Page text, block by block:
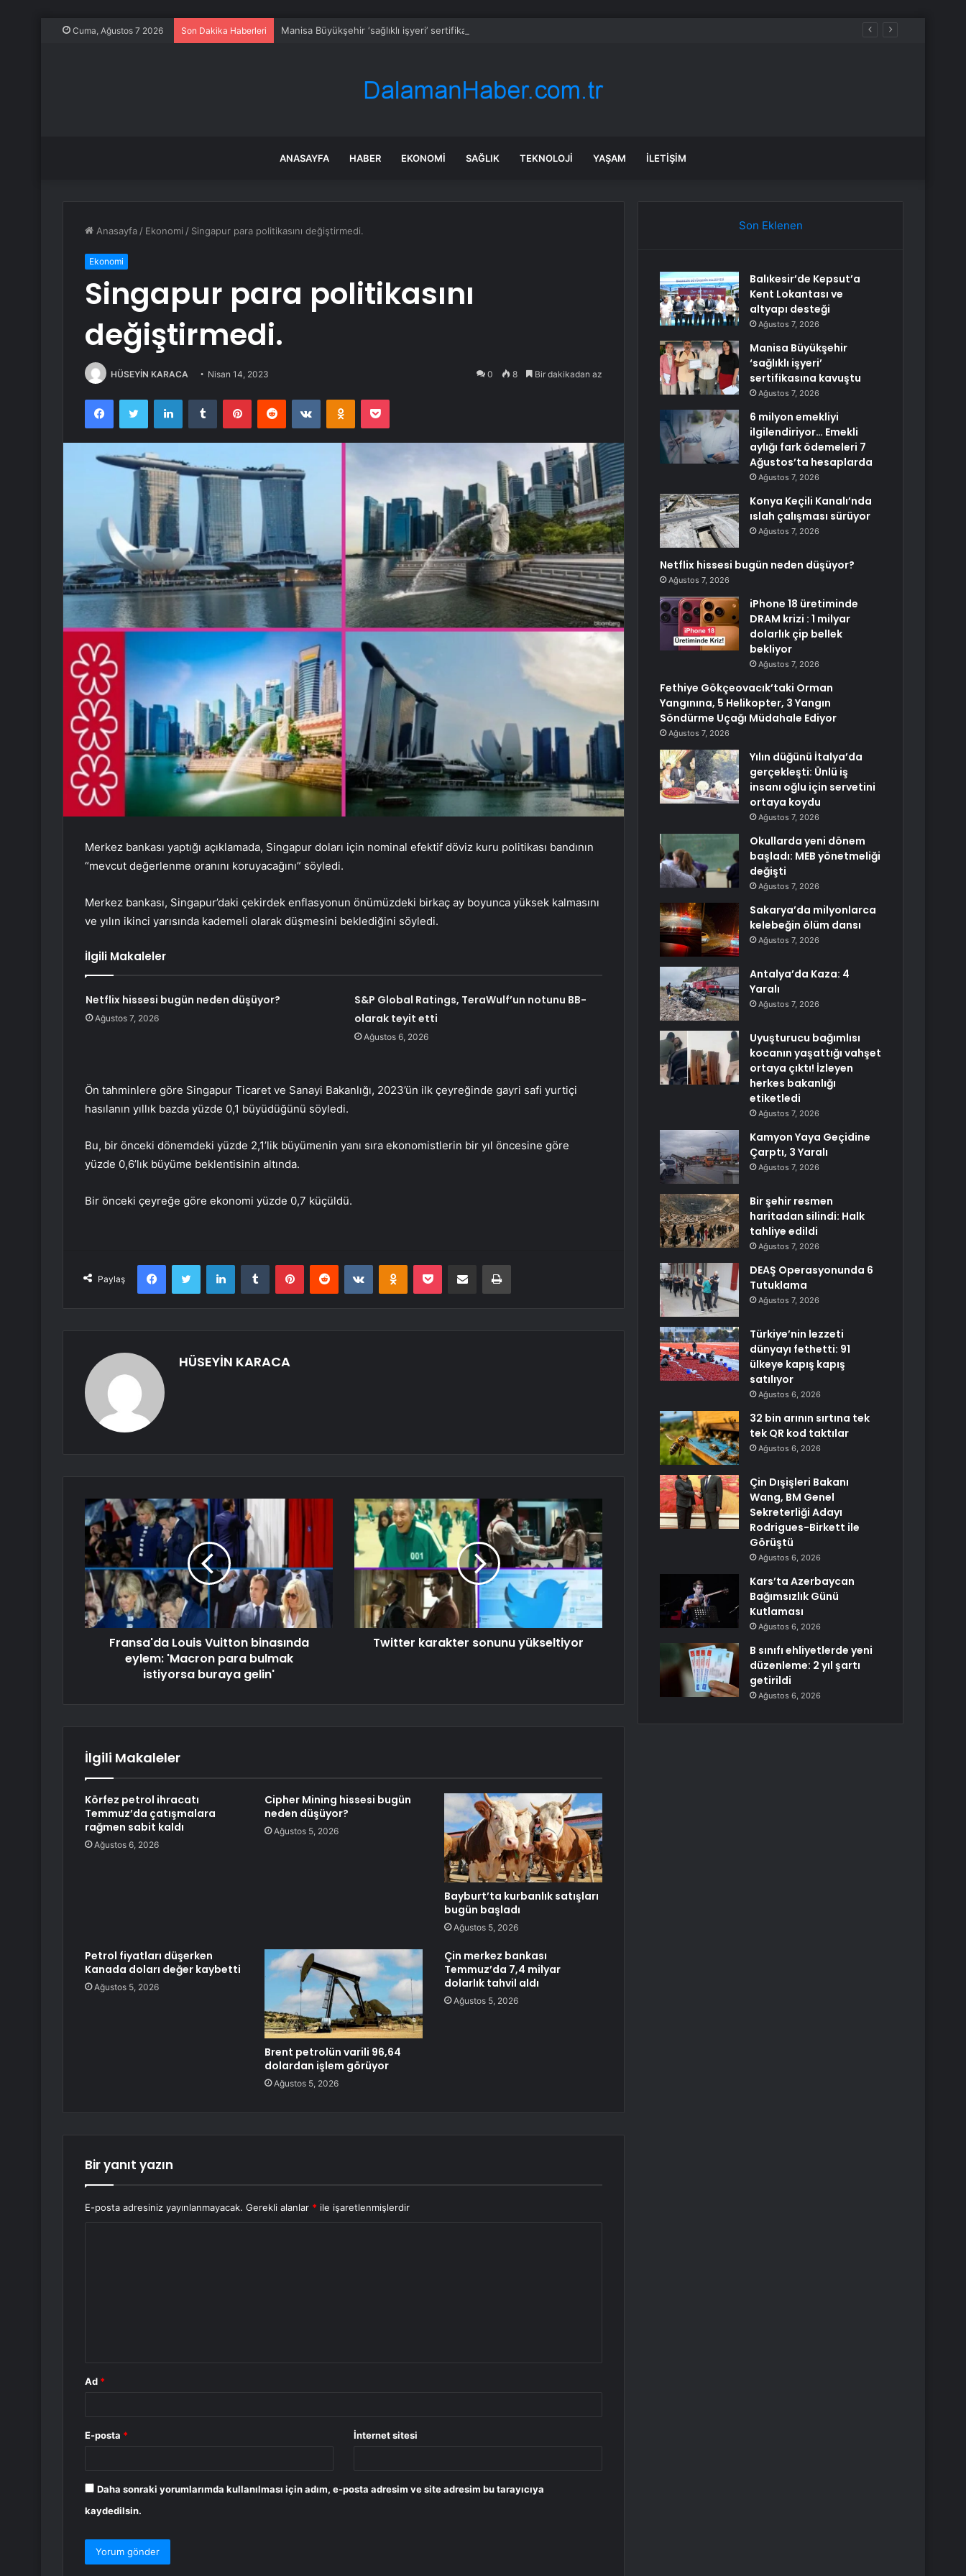
Cuma, Ağustos 7 2026 Son Dakika Haberleri Manisa Büyükşehir ‘sağlıklı işyeri’ sertifikasına kavuştu
ANASAYFA HABER EKONOMI SAĞLIK TEKNOLOJI YAŞAM İLETIŞIM
Anasayfa / Ekonomi / Singapur para politikasını değiştirmedi.
Ekonomi
Singapur para politikasını
değiştirmedi.
HÜSEYİN KARACA Nisan 14, 2023 0 8 Bir dakikadan az
FacebookTwitter LinkedInTumblr PinterestReddit VKontakteOdnoklassniki
Pocket
Merkez bankası yaptığı açıklamada, Singapur doları için nominal efektif döviz kuru politikası bandının
“mevcut değerlenme oranını koruyacağını” söyledi.
Merkez bankası, Singapur’daki çekirdek enflasyonun önümüzdeki birkaç ay boyunca yüksek kalmasını
ve yılın ikinci yarısında kademeli olarak düşmesini beklediğini söyledi.
İlgili Makaleler
Netflix hissesi bugün neden düşüyor?
Ağustos 7, 2026
S&P Global Ratings, TeraWulf’un notunu BB-
olarak teyit etti
Ağustos 6, 2026
Ön tahminlere göre Singapur Ticaret ve Sanayi Bakanlığı, 2023’ün ilk çeyreğinde gayri safi yurtiçi
hasılanın yıllık bazda yüzde 0,1 büyüdüğünü söyledi.
Bu, bir önceki dönemdeki yüzde 2,1’lik büyümenin yanı sıra ekonomistlerin bir yıl öncesine göre
yüzde 0,6’lık büyüme beklentisinin altında.
Bir önceki çeyreğe göre ekonomi yüzde 0,7 küçüldü.
Paylaş
FacebookTwitter LinkedInTumblr PinterestReddit VKontakteOdnoklassniki
Pocket E-Posta ile paylaş Yazdır
HÜSEYİN KARACA
Fransa'da Louis Vuitton binasında
eylem: 'Macron para bulmak
istiyorsa buraya gelin'
Twitter karakter sonunu yükseltiyor
İlgili Makaleler
Körfez petrol ihracatı
Temmuz’da çatışmalara
rağmen sabit kaldı
Ağustos 6, 2026
Cipher Mining hissesi bugün
neden düşüyor?
Ağustos 5, 2026
Bayburt’ta kurbanlık satışları
bugün başladı
Ağustos 5, 2026
Petrol fiyatları düşerken
Kanada doları değer kaybetti
Ağustos 5, 2026
Brent petrolün varili 96,64
dolardan işlem görüyor
Ağustos 5, 2026
Çin merkez bankası
Temmuz’da 7,4 milyar
dolarlık tahvil aldı
Ağustos 5, 2026
Bir yanıt yazın
E-posta adresiniz yayınlanmayacak. Gerekli alanlar * ile işaretlenmişlerdir
Ad *
E-posta * İnternet sitesi
Daha sonraki yorumlarımda kullanılması için adım, e-posta adresim ve site adresim bu tarayıcıya
kaydedilsin.
Son Eklenen
Balıkesir’de Kepsut’a
Kent Lokantası ve
altyapı desteği
Ağustos 7, 2026
Manisa Büyükşehir
‘sağlıklı işyeri’
sertifikasına kavuştu
Ağustos 7, 2026
6 milyon emekliyi
ilgilendiriyor… Emekli
aylığı fark ödemeleri 7
Ağustos’ta hesaplarda
Ağustos 7, 2026
Konya Keçili Kanalı’nda
ıslah çalışması sürüyor
Ağustos 7, 2026
Netflix hissesi bugün neden düşüyor?
Ağustos 7, 2026
iPhone 18 üretiminde
DRAM krizi : 1 milyar
dolarlık çip bellek
bekliyor
Ağustos 7, 2026
Fethiye Gökçeovacık’taki Orman
Yangınına, 5 Helikopter, 3 Yangın
Söndürme Uçağı Müdahale Ediyor
Ağustos 7, 2026
Yılın düğünü İtalya’da
gerçekleşti: Ünlü iş
insanı oğlu için servetini
ortaya koydu
Ağustos 7, 2026
Okullarda yeni dönem
başladı: MEB yönetmeliği
değişti
Ağustos 7, 2026
Sakarya’da milyonlarca
kelebeğin ölüm dansı
Ağustos 7, 2026
Antalya’da Kaza: 4
Yaralı
Ağustos 7, 2026
Uyuşturucu bağımlısı
kocanın yaşattığı vahşet
ortaya çıktı! İzleyen
herkes bakanlığı
etiketledi
Ağustos 7, 2026
Kamyon Yaya Geçidine
Çarptı, 3 Yaralı
Ağustos 7, 2026
Bir şehir resmen
haritadan silindi: Halk
tahliye edildi
Ağustos 7, 2026
DEAŞ Operasyonunda 6
Tutuklama
Ağustos 7, 2026
Türkiye’nin lezzeti
dünyayı fethetti: 91
ülkeye kapış kapış
satılıyor
Ağustos 6, 2026
32 bin arının sırtına tek
tek QR kod taktılar
Ağustos 6, 2026
Çin Dışişleri Bakanı
Wang, BM Genel
Sekreterliği Adayı
Rodrigues-Birkett ile
Görüştü
Ağustos 6, 2026
Kars’ta Azerbaycan
Bağımsızlık Günü
Kutlaması
Ağustos 6, 2026
B sınıfı ehliyetlerde yeni
düzenleme: 2 yıl şartı
getirildi
Ağustos 6, 2026